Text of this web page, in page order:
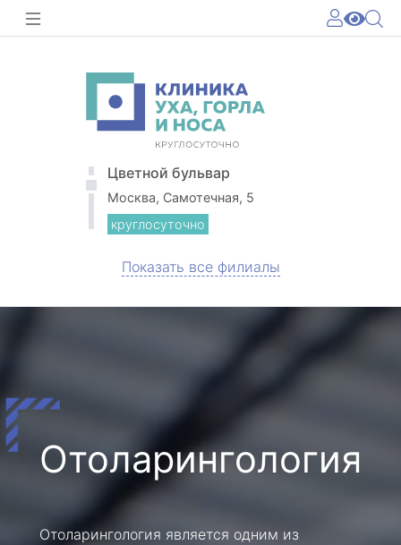
Цветной бульвар
Москва, Самотечная, 5
круглосуточно
Показать все филиалы
Отоларингология
Отоларингология является одним из